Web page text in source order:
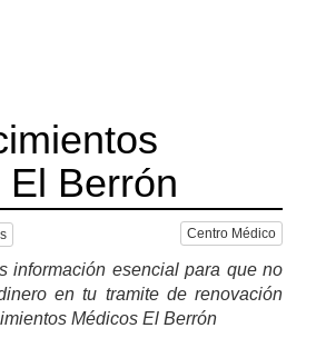
Berrón
Centro Médico
información esencial para que no
en tu tramite de renovación
Médicos El Berrón